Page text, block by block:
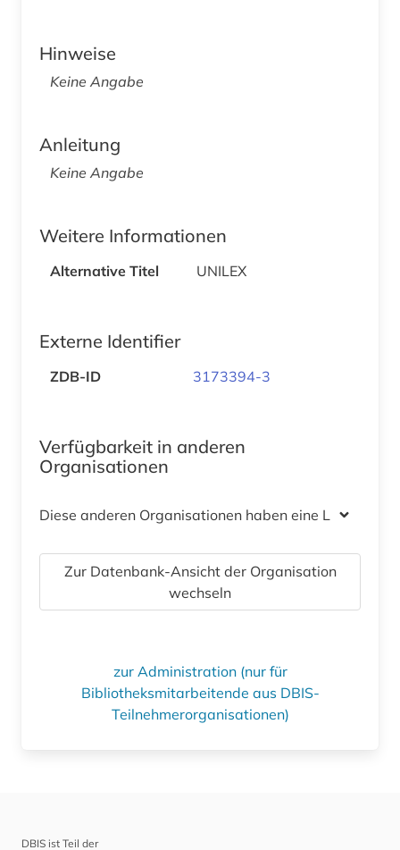
Hinweise
Keine Angabe
Anleitung
Keine Angabe
Weitere Informationen
Alternative Titel UNILEX
Externe Identifier
ZDB-ID 3173394-3
Verfügbarkeit in anderen
Organisationen
Diese anderen Organisationen haben eine Lizenz
Zur Datenbank-Ansicht der Organisation
wechseln
zur Administration (nur für
Bibliotheksmitarbeitende aus DBIS-
Teilnehmerorganisationen)
DBIS ist Teil der